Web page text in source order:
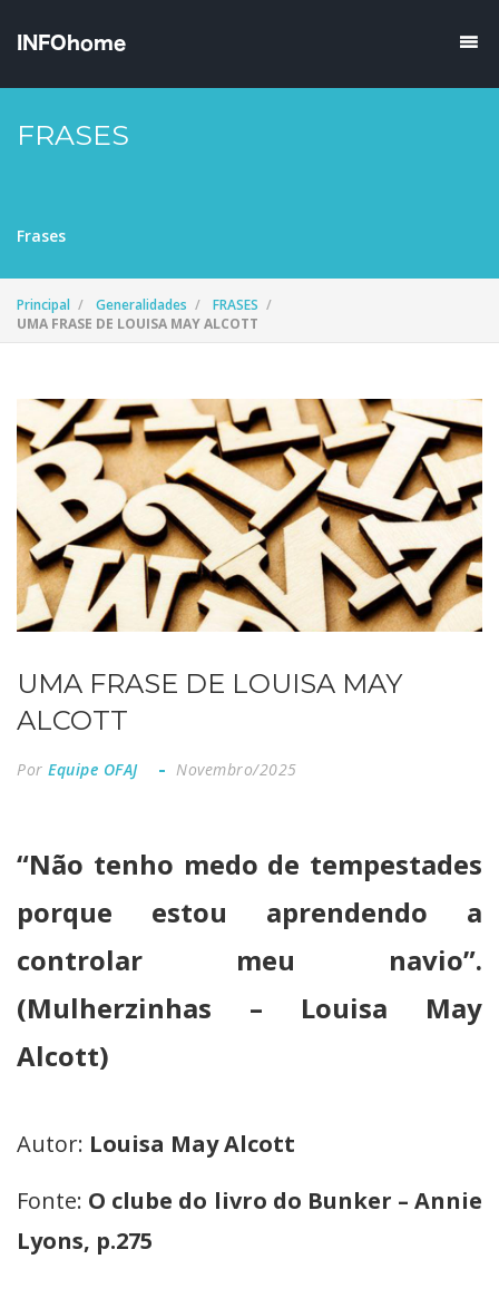
FRASES
Frases
Principal Generalidades
FRASES
UMA FRASE DE LOUISA MAY ALCOTT
UMA FRASE DE LOUISA MAY
ALCOTT
Por Equipe OFAJ Novembro/2025
“Não tenho medo de tempestades
porque estou aprendendo a
controlar meu navio”.
(Mulherzinhas – Louisa May
Alcott)
Autor: Louisa May Alcott
Fonte: O clube do livro do Bunker – Annie
Lyons, p.275